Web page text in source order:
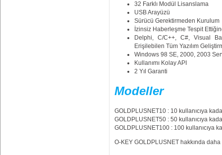
32 Farklı Modül Lisanslama
USB Arayüzü
Sürücü Gerektirmeden Kurulum
İzinsiz Haberleşme Tespit
Delphi, C/C++, C#, Visual
Erişilebilen Tüm Yazılım
Windows 98 SE, 2000, 2003
Kullanımı Kolay API
2 Yıl Garanti
Modeller
GOLDPLUSNET10 : 10 kullanıcıya
GOLDPLUSNET50 : 50 kullanıcıya
GOLDPLUSNET100 : 100 kullanıcıya
O-KEY GOLDPLUSNET hakkında